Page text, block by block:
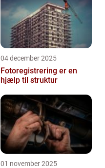
04 december 2025
Fotoregistrering er en
hjælp til struktur
01 november 2025